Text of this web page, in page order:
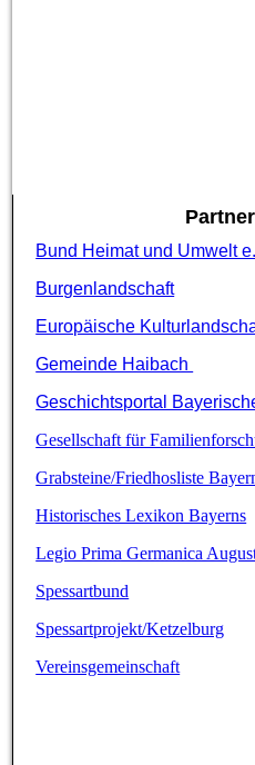
Bund Heimat und Umwelt
Burgenlandschaft
Europäische
Gemeinde Haibach
Geschichtsportal
Gesellschaft für
Grabsteine/Friedhosliste
Historisches Lexikon Bayerns
Legio Prima Germanica
Spessartbund
Spessartprojekt/Ketzelburg
Vereinsgemeinschaft